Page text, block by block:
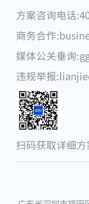
腾讯
物美集团
DFI零售集团
步步高集团
微软
方案咨询电话
商务合作
媒体公关垂询
违规举报
扫码获取详细方